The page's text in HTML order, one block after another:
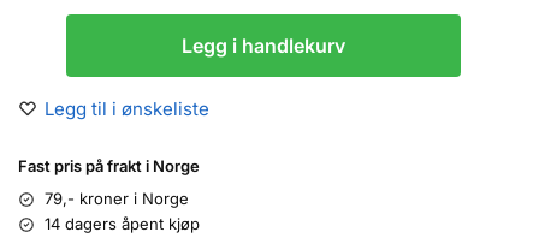
Legg i handlekurv
Legg til i ønskeliste
Fast pris på frakt i Norge
79,- kroner i Norge
14 dagers åpent kjøp